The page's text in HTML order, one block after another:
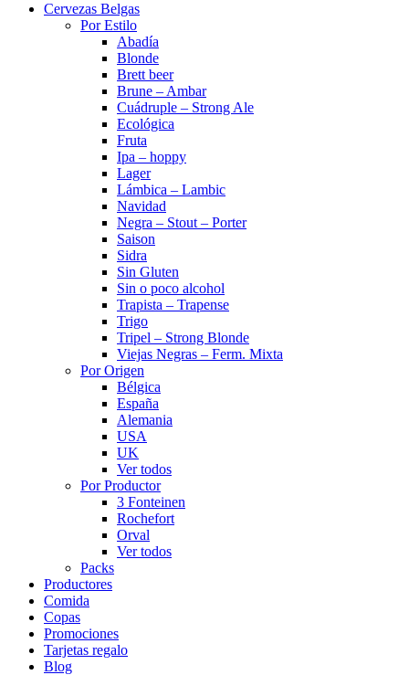
Cervezas Belgas
Por Estilo
Abadía
Blonde
Brett beer
Brune – Ambar
Cuádruple – Strong Ale
Ecológica
Fruta
Ipa – hoppy
Lager
Lámbica – Lambic
Navidad
Negra – Stout – Porter
Saison
Sidra
Sin Gluten
Sin o poco alcohol
Trapista – Trapense
Trigo
Tripel – Strong Blonde
Viejas Negras – Ferm. Mixta
Por Origen
Bélgica
España
Alemania
USA
UK
Ver todos
Por Productor
3 Fonteinen
Rochefort
Orval
Ver todos
Packs
Productores
Comida
Copas
Promociones
Tarjetas regalo
Blog